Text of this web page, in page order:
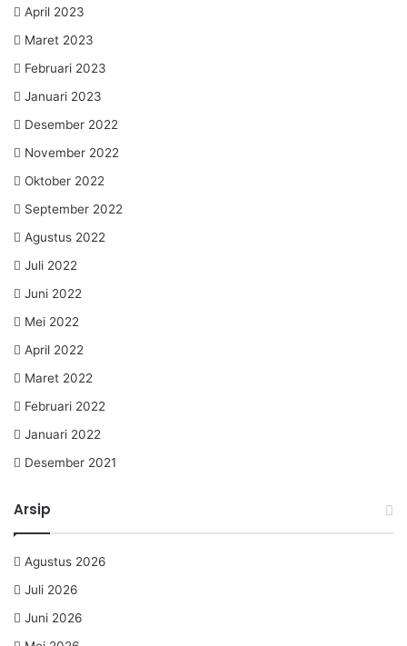
April 2023
Maret 2023
Februari 2023
Januari 2023
Desember 2022
November 2022
Oktober 2022
September 2022
Agustus 2022
Juli 2022
Juni 2022
Mei 2022
April 2022
Maret 2022
Februari 2022
Januari 2022
Desember 2021
Arsip
Agustus 2026
Juli 2026
Juni 2026